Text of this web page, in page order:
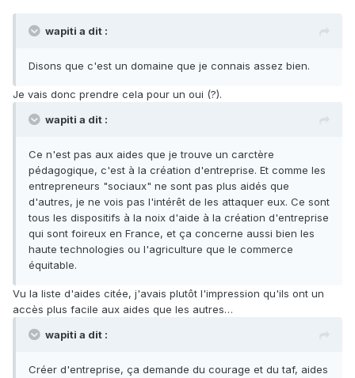
wapiti a dit :
Disons que c'est un domaine que je connais assez bien.
Je vais donc prendre cela pour un oui (?).
wapiti a dit :
Ce n'est pas aux aides que je trouve un carctère
pédagogique, c'est à la création d'entreprise. Et comme les
entrepreneurs "sociaux" ne sont pas plus aidés que
d'autres, je ne vois pas l'intérêt de les attaquer eux. Ce sont
tous les dispositifs à la noix d'aide à la création d'entreprise
qui sont foireux en France, et ça concerne aussi bien les
haute technologies ou l'agriculture que le commerce
équitable.
Vu la liste d'aides citée, j'avais plutôt l'impression qu'ils ont un
accès plus facile aux aides que les autres…
wapiti a dit :
Créer d'entreprise, ça demande du courage et du taf, aides